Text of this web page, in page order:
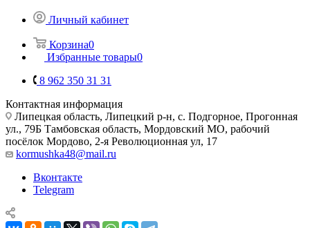
Личный кабинет
Корзина0
Избранные товары0
8 962 350 31 31
Контактная информация
Липецкая область, Липецкий р-н, с. Подгорное, Прогонная
ул., 79Б Тамбовская область, Мордовский МО, рабочий
посёлок Мордово, 2-я Революционная ул, 17
kormushka48@mail.ru
Вконтакте
Telegram